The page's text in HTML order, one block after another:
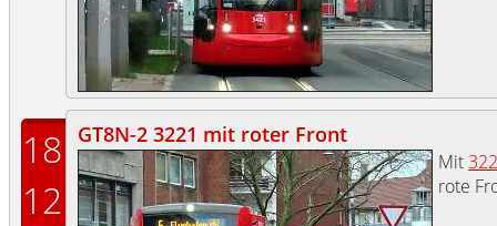
18
12
GT8N-2 3221 mit roter Front
Mit
rote